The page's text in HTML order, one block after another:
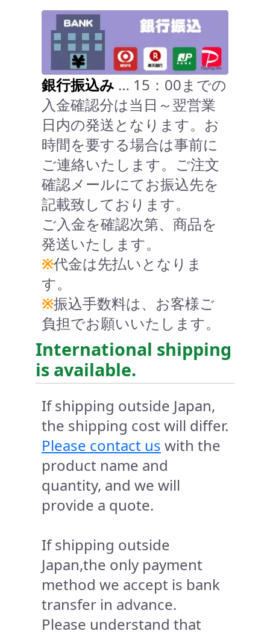
銀行振込み … 15：00までの
入金確認分は当日～翌営業
日内の発送となります。お
時間を要する場合は事前に
ご連絡いたします。ご注文
確認メールにてお振込先を
記載致しております。
ご入金を確認次第、商品を
発送いたします。
※代金は先払いとなりま
す。
※振込手数料は、お客様ご
負担でお願いいたします。
International shipping
is available.
If shipping outside Japan,
the shipping cost will differ.
Please contact us with the
product name and
quantity, and we will
provide a quote.
If shipping outside
Japan,the only payment
method we accept is bank
transfer in advance.
Please understand that